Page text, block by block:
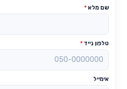
שם מלא*
טלפון נייד *
אימייל